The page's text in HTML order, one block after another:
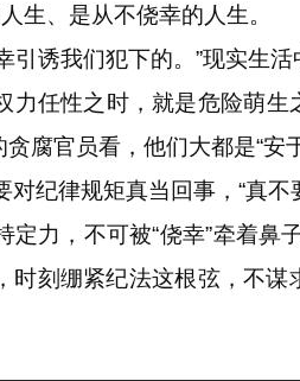
生、是从不侥幸的人生。
诱我们犯下的。”现实生活
任性之时，就是危险萌
腐官员看，他们大都是“安
纪律规矩真当回事，“真不
，不可被“侥幸”牵着鼻
时刻绷紧纪法这根弦，不